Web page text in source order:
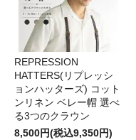
REPRESSION
HATTERS(リプレッシ
ョンハッターズ) コット
ンリネン ベレー帽 選べ
る3つのクラウン
8,500円(税込9,350円)